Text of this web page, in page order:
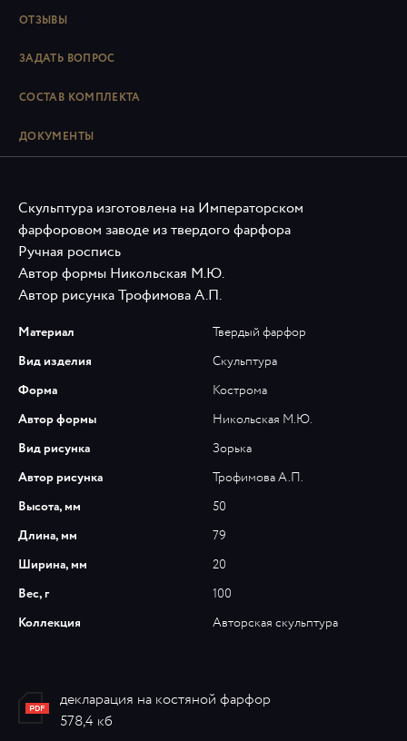
ОТЗЫВЫ
ЗАДАТЬ ВОПРОС
СОСТАВ КОМПЛЕКТА
ДОКУМЕНТЫ
Скульптура изготовлена на Императорском
фарфоровом заводе из твердого фарфора
Ручная роспись
Автор формы Никольская М.Ю.
Автор рисунка Трофимова А.П.
Материал
Твердый фарфор
Вид изделия
Скульптура
Форма
Кострома
Автор формы
Никольская М.Ю.
Вид рисунка
Зорька
Автор рисунка
Трофимова А.П.
Высота, мм
50
Длина, мм
79
Ширина, мм
20
Вес, г
100
Коллекция
Авторская скульптура
декларация на костяной фарфор
578,4 кб